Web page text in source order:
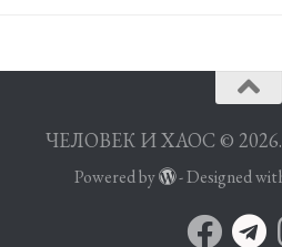
ЧЕЛОВЕК И ХАОС © 2026.
Powered by - Designed